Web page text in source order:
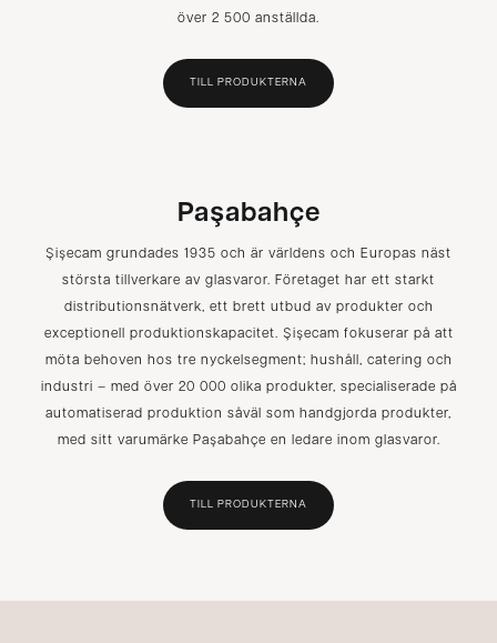
över 2 500 anställda.
TILL PRODUKTERNA
Paşabahçe
Şişecam grundades 1935 och är världens och Europas näst
största tillverkare av glasvaror. Företaget har ett starkt
distributionsnätverk, ett brett utbud av produkter och
exceptionell produktionskapacitet. Şişecam fokuserar på att
möta behoven hos tre nyckelsegment; hushåll, catering och
industri – med över 20 000 olika produkter, specialiserade på
automatiserad produktion såväl som handgjorda produkter,
med sitt varumärke Paşabahçe en ledare inom glasvaror.
TILL PRODUKTERNA